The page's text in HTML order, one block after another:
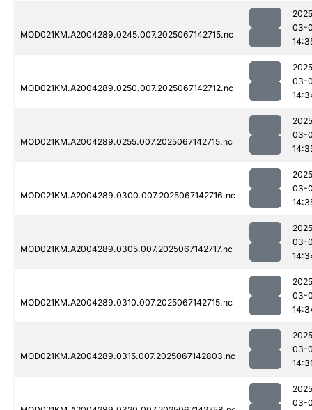
MOD021KM.A2004289.0245.007.2025067142715.nc
03-
MOD021KM.A2004289.0250.007.2025067142712.nc
03-
MOD021KM.A2004289.0255.007.2025067142715.nc
03-
MOD021KM.A2004289.0300.007.2025067142716.nc
03-
MOD021KM.A2004289.0305.007.2025067142717.nc
03-
MOD021KM.A2004289.0310.007.2025067142715.nc
03-
MOD021KM.A2004289.0315.007.2025067142803.nc
03-
03-